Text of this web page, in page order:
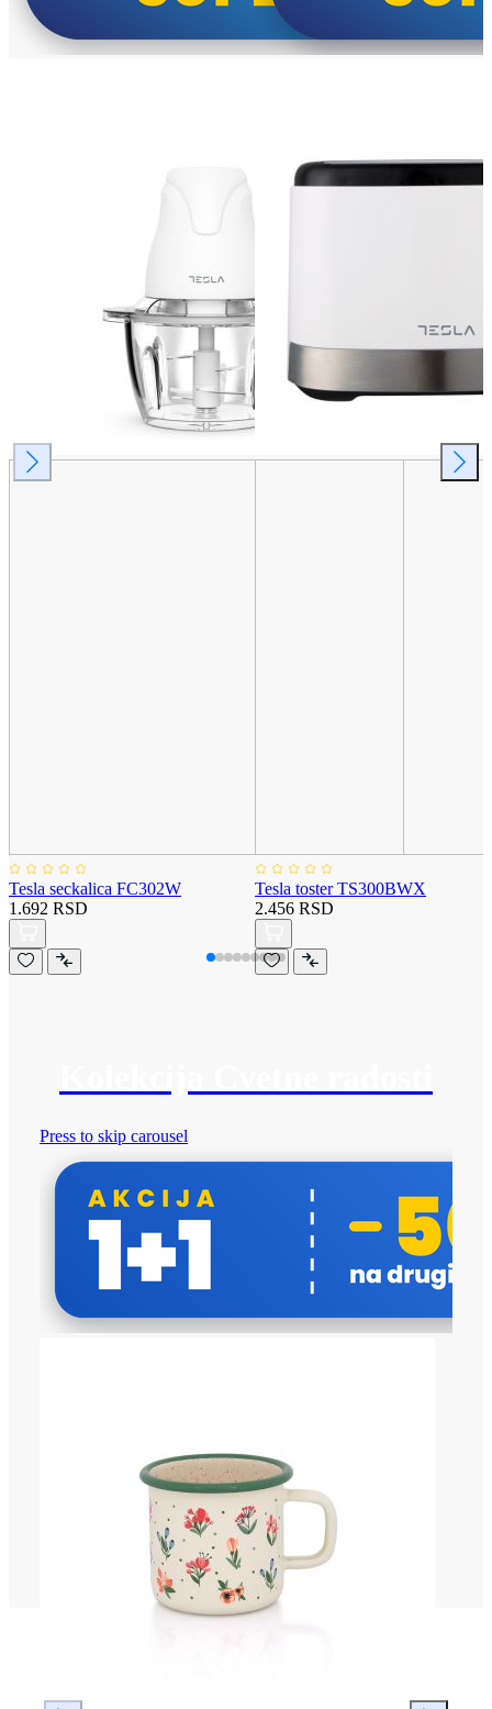
Tesla seckalica FC302W
1.692 RSD
Tesla toster TS300BWX
2.456 RSD
Press to skip carousel